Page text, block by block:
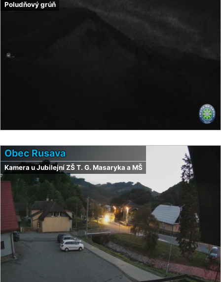
Poludňový grúň
Obec Rusava
Kamera u Jubilejní ZŠ T. G. Masaryka a MŠ